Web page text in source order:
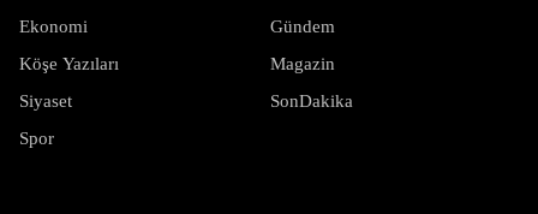
Ekonomi Gündem
Köşe Yazıları Magazin
Siyaset SonDakika
Spor